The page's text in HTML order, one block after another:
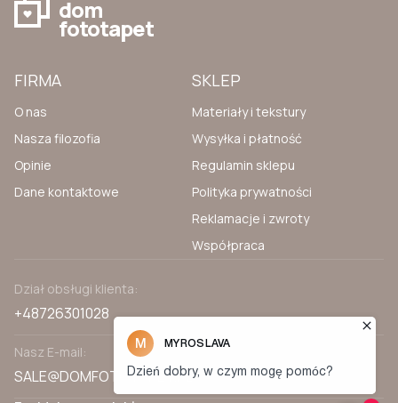
dom
fototapet
FIRMA
O nas
Nasza filozofia
Opinie
Dane kontaktowe
SKLEP
Materiały i tekstury
Wysyłka i płatność
Regulamin sklepu
Polityka prywatności
Reklamacje i zwroty
Współpraca
Dział obsługi klienta:
+48726301028
Nasz E-mail:
SALE@DOMFOTOTAPET.PL